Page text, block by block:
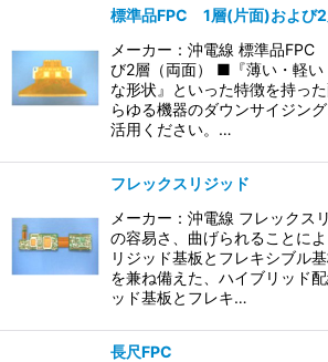
並び順:
絞り込む
標準品FPC 1層(片面)および
メーカー：沖電線 標準品FPC
び2層（両面） ■『薄い・軽い
な形状』といった特徴を持っ
らゆる機器のダウンサイジン
活用ください。…
フレックスリジッド
メーカー：沖電線 フレックス
の容易さ、曲げられることによ
リジッド基板とフレキシブル
を兼ね備えた、ハイブリッド
ッド基板とフレキ…
長尺FPC